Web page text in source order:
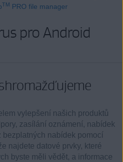
TM PRO file manager
pro Android
vylepšení našich produktů
zasílání oznámení, nabídek
bezplatných nabídek pomocí
najdete datové prvky, které
byste měli vědět, a informace